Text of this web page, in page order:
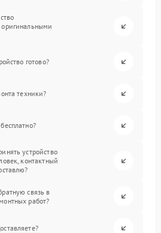
оригинальными
готово?
техники?
устройство
контактный
связь в
работ?